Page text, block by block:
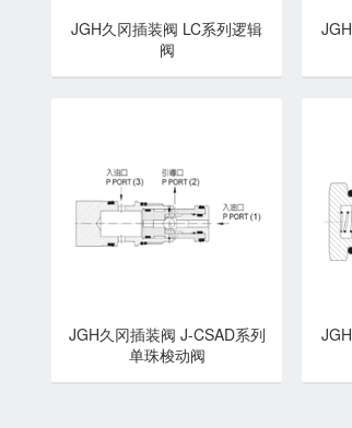
JGH久冈插装阀 LC系列逻辑
阀
JGH久冈插装阀 J-CSAD系列
单珠梭动阀